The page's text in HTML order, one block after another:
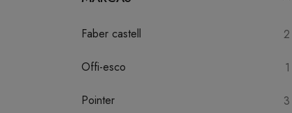
Faber castell 2
Offi-esco 1
Pointer 3